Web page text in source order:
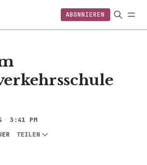
ABONNIEREN
ABONNIEREN
3:41 PM
TEILEN